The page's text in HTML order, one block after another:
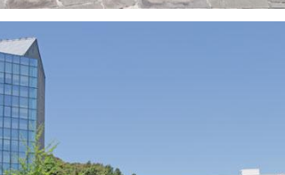
2019年6月 (2)
2018年10月 (4)